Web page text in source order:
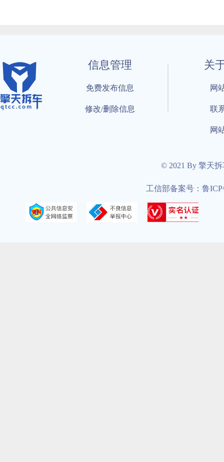
信息管理
免费发布信息
修改/删除信息
关
网
联
网
© 2021 By 擎天
工信部备案号：鲁